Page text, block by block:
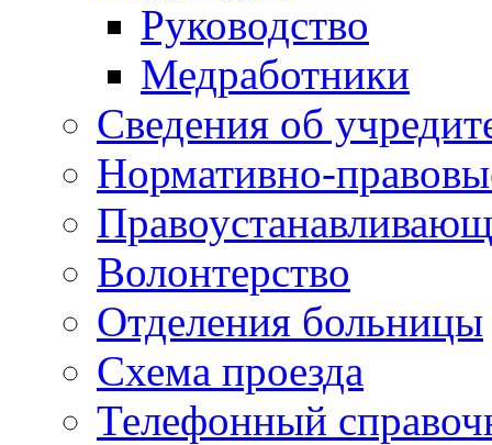
Руководство
Медработники
Сведения об
Нормативно-
Волонтерство
Отделения больницы
Схема проезда
Телефонный